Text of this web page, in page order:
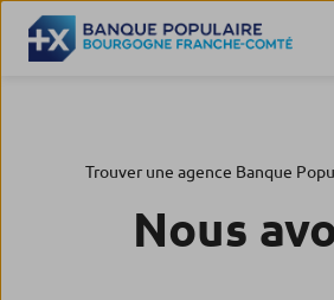
Trouver une agence Banque
Nous